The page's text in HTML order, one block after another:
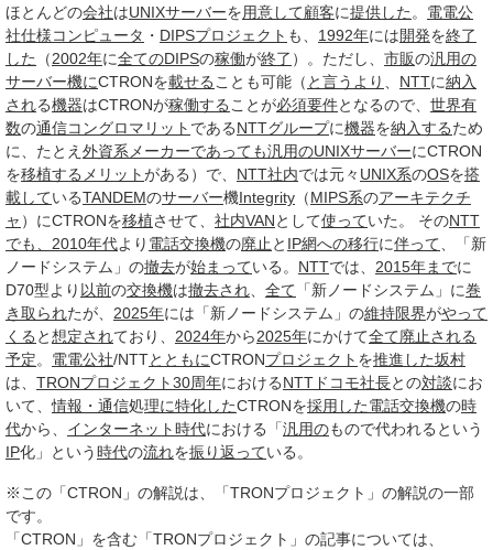
ほとんどの会社はUNIXサーバーを用意して顧客に提供した 。 電電公
社仕様コンピュータ ・ DIPSプロジェクト も、 1992年には開発を終了
した
（2002年に全てのDIPSの稼働が終了 ）。ただし、 市販の汎用の
サーバー機にCTRONを載せる ことも可能（ と言うより NTTに納入
される機器はCTRONが稼働する ことが必須要件となるので、 世界有
数の通信コングロマリット であるNTTグループに機器を納入するため
に、たとえ 外資系 メーカーであっても汎用のUNIXサーバーにCTRON
を移植する メリットがある）で、 NTT社内では元々 UNIX系のOSを搭
載しているTANDEMのサーバー機Integrity （MIPS系のアーキテクチ
ャ ）にCTRONを移植させて、 社内VANとして使っていた。 そのNTT
でも、 2010年代より 電話交換機の廃止 と IP網への移行に伴って 、「新
ノードシステム」の撤去が始まっている。 NTTでは、 2015年までに
D70型より 以前の交換機は撤去され 全て 「新ノードシステム」に巻
き取られたが、 2025年には「新ノードシステム」の維持限界がやって
くる と想定されており、 2024年から2025年にかけて全て廃止される
予定。 電電公社/NTTとともにCTRONプロジェクト を推進した坂村
は、 TRONプロジェクト30周年におけるNTTドコモ社長との対談にお
いて、情報・通信処理に特化したCTRONを採用した電話交換機の時
代から、 インターネット時代における「汎用のもので代われるという
IP化」という時代の流れを振り返っている。
※この「CTRON」の解説は、「TRONプロジェクト」の解説の一部
です。
「CTRON」を含む「TRONプロジェクト」の記事については、